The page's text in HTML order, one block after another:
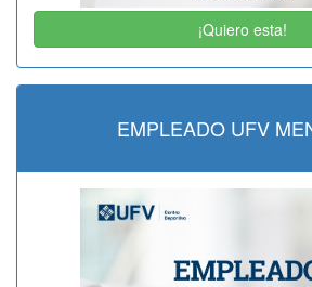
¡Quiero esta!
EMPLEADO UFV